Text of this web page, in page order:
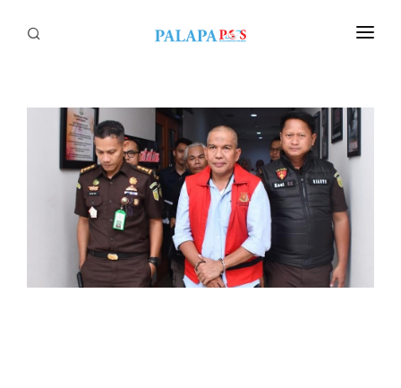
Politik
Nasional
Sumatera
Nusantara